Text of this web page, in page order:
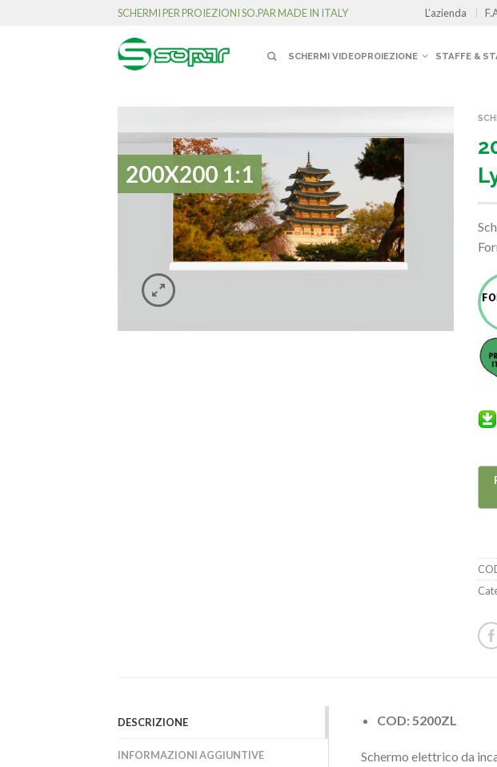
SCHERMI PER PROIEZIONI SO.PAR MADE IN ITALY L’azienda
SCHERMI VIDEOPROIEZIONE STAFFE &
200X200 1:1
DESCRIZIONE
INFORMAZIONI AGGIUNTIVE
COD: 5200ZL
Schermo elettrico da